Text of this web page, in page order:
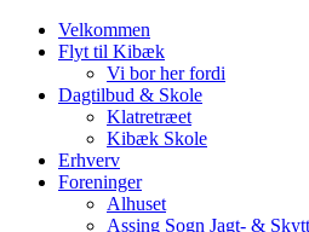
Velkommen
Flyt til Kibæk
Vi bor her fordi
Dagtilbud & Skole
Klatretræet
Kibæk Skole
Erhverv
Foreninger
Alhuset
Assing Sogn Jagt- &